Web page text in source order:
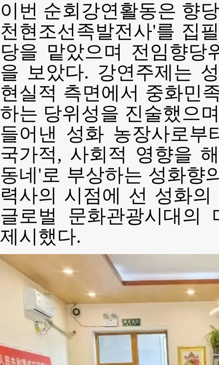
이번 순회강연활동은 향
천현조선족발전사'를 집
당을 맡았으며 전임향당
을 보았다. 강연주제는
현실적 측면에서 중화민
하는 당위성을 진술했으
들어낸 성화 농장사로부
국가적, 사회적 영향을
동네'로 부상하는 성화향
력사의 시점에 선 성화
글로벌 문화관광시대의
제시했다.